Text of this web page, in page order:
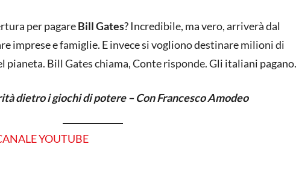
per pagareBill Gates? Incredibile, ma vero, arriverà dal
imprese e famiglie. E invece si vogliono destinare milioni di
pianeta. Bill Gates chiama, Conte risponde. Gli italiani pagano.
dietro i giochi di potere – Con Francesco Amodeo
YOUTUBE